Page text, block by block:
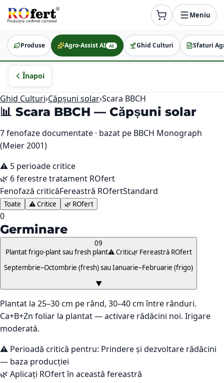
Meniu
Produse Agro-Assist AI AI Ghid Culturi Sfaturi
Înapoi
Ghid Culturi›Căpșuni solar›Scara BBCH
📊 Scara BBCH — Căpșuni solar
7fenofaze documentate · bazat pe BBCH Monograph
(Meier 2001)
⚠️ 5 perioade critice
🌿 6ferestre tratament ROfert
Fenofază criticăFereastră ROfertStandard
Toate ⚠️ Critice 🌿 ROfert
0
Germinare
09
Plantat frigo-plant sau fresh plant⚠️ Critic🌿 Fereastră ROfert
Septembrie–Octombrie (fresh) sau Ianuarie–Februarie (frigo)
▼
Plantat la 25–30 cm pe rând, 30–40 cm între rânduri.
Ca+B+Zn foliar la plantat — activare rădăcini noi. Irigare
moderată.
⚠️ Perioadă critică pentru: Prindere și dezvoltare rădăcini
— baza producției
🌿 Aplicați ROfert în această fereastră